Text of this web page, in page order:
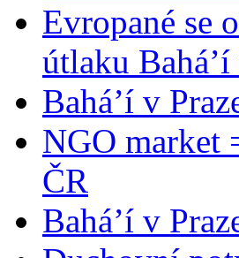
Evropané se
útlaku
Bahá’í v
NGO market
ČR
Bahá’í v